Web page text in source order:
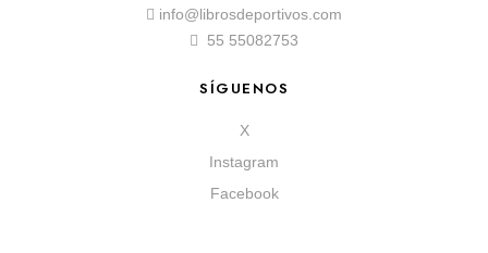
info@librosdeportivos.com
55 55082753
SÍGUENOS
X
Instagram
Facebook